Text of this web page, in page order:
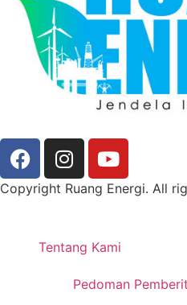
Copyright Ruang Energi. All
Tentang Kami
Pedoman